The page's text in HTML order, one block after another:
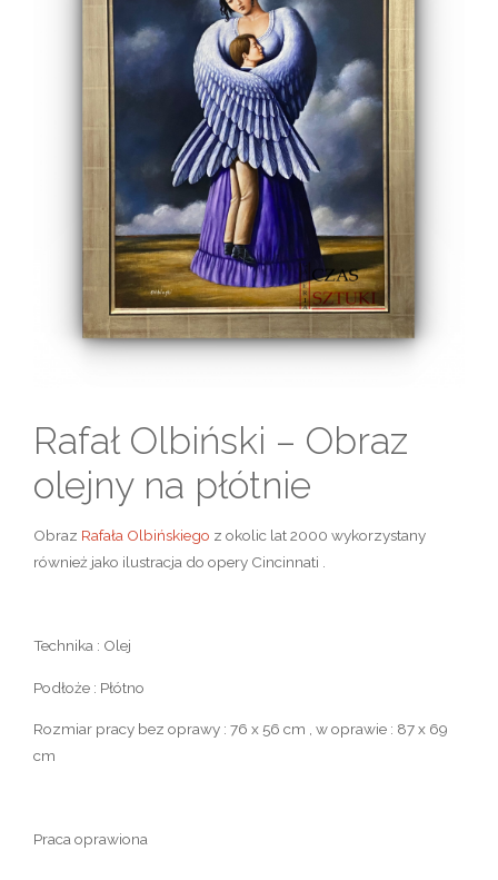
Rafał Olbiński – Obraz
olejny na płótnie
Obraz Rafała Olbińskiego z okolic lat 2000 wykorzystany
również jako ilustracja do opery Cincinnati .
Technika : Olej
Podłoże : Płótno
Rozmiar pracy bez oprawy : 76 x 56 cm , w oprawie : 87 x 69
cm
Praca oprawiona